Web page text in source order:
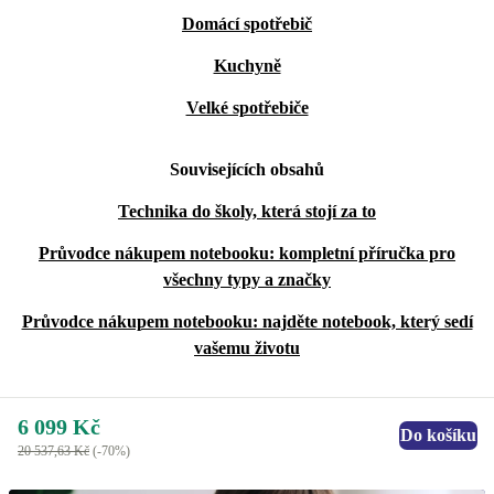
Domácí spotřebič
Kuchyně
Velké spotřebiče
Souvisejících obsahů
Technika do školy, která stojí za to
Průvodce nákupem notebooku: kompletní příručka pro
všechny typy a značky
Průvodce nákupem notebooku: najděte notebook, který sedí
vašemu životu
6 099 Kč
20 537,63 Kč (-70%)
Do košíku